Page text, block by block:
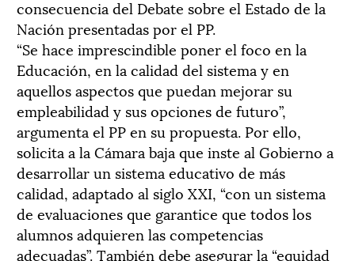
consecuencia del Debate sobre el Estado de la
Nación presentadas por el PP.
“Se hace imprescindible poner el foco en la
Educación, en la calidad del sistema y en
aquellos aspectos que puedan mejorar su
empleabilidad y sus opciones de futuro”,
argumenta el PP en su propuesta. Por ello,
solicita a la Cámara baja que inste al Gobierno a
de­sarrollar un sistema educativo de más
calidad, adaptado al siglo XXI, “con un sistema
de evaluaciones que garantice que todos los
alumnos adquieren las competencias
adecuadas”. También debe asegurar la “equidad